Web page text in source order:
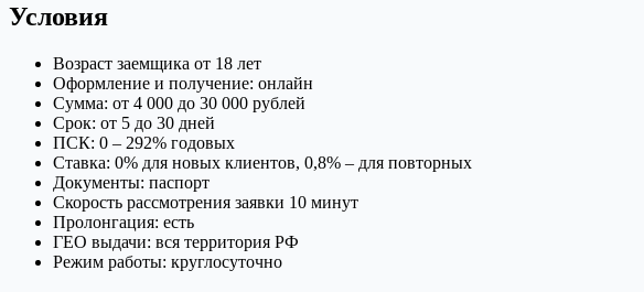
Условия
Возраст заемщика от 18 лет
Оформление и получение: онлайн
Сумма: от 4 000 до 30 000 рублей
Срок: от 5 до 30 дней
ПСК: 0 – 292% годовых
Ставка: 0% для новых клиентов, 0,8% – для повторных
Документы: паспорт
Скорость рассмотрения заявки 10 минут
Пролонгация: есть
ГЕО выдачи: вся территория РФ
Режим работы: круглосуточно